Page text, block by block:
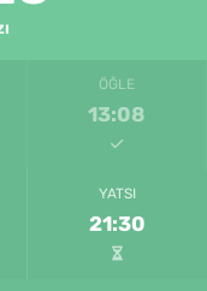
ÖĞLE
13:08
YATSI
21:30